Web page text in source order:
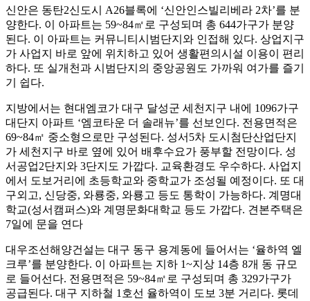
신안은 동탄2신도시 A26블록에 ‘신안인스빌리베라 2차’를 분
양한다. 이 아파트는 59~84㎡로 구성되며 총 644가구가 분양
된다. 이 아파트는 커뮤니티시범단지와 인접해 있다. 상업지구
가 사업지 바로 앞에 위치하고 있어 생활편의시설 이용이 편리
하다. 또 실개천과 시범단지의 중앙공원도 가까워 여가를 즐기
기 쉽다.
지방에서는 현대엠코가 대구 달성군 세천지구 내에 1096가구
대단지 아파트 ‘엠코타운 더 솔래뉴’를 선보인다. 전용면적은
69~84㎡ 중소형으로만 구성된다. 성서5차 도시첨단산업단지
가 세천지구 바로 옆에 있어 배후수요가 풍부할 전망이다. 성
서공업2단지와 3단지도 가깝다. 교육환경도 우수하다. 사업지
에서 도보거리에 초등학교와 중학교가 조성될 예정이다. 또 대
구외고, 신당중, 와룡중, 와룡고 등도 통학이 가능하다. 계명대
학교(성서캠퍼스)와 계명문화대학교 등도 가깝다. 견본주택은
7일에 문을 연다
대우조선해양건설는 대구 동구 용계동에 들어서는 ‘율하역 엘
크루’를 분양한다. 이 아파트는 지하 1~지상 14층 8개 동 규모
로 들어선다. 전용면적은 59~84㎡로 구성되며 총 329가구가
공급된다. 대구 지하철 1호선 율하역이 도보 3분 거리다. 롯데